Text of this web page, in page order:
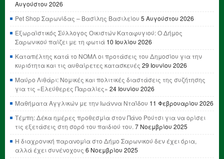
Αυγούστου 2026
Pet Shop Σαρωνίδας – Βασίλης Βασιλείου 5 Αυγούστου 2026
Εξωραϊστικός Σύλλογος Οικιστών Καταφυγιού: Ο Δήμος
Σαρωνικού παίζει με τη φωτιά 10 Ιουλίου 2026
Καταπέλτης κατά το ΝΟΜΛ οι προτάσεις του Δημοσίου για την
κυριότητα και τις αυθαίρετες κατασκευές 29 Ιουνίου 2026
Μαύρο Λιθάρι: Νομικές και πολιτικές διαστάσεις της συζήτησης
για τις «Ελεύθερες Παραλίες» 24 Ιουνίου 2026
Μαθήματα Αγγλικών με την Ιωάννα Νταΐδου 11 Φεβρουαρίου 2026
Τέμπη: Δέκα ημέρες προθεσμία στον Πάνο Ρούτσι για να ορίσει
τις εξετάσεις στη σορό του παιδιού του. 7 Νοεμβρίου 2025
Η διαχρονική παρανομία στο Δήμο Σαρωνικού δεν έχει όρια,
αλλά έχει συνένοχους 6 Νοεμβρίου 2025